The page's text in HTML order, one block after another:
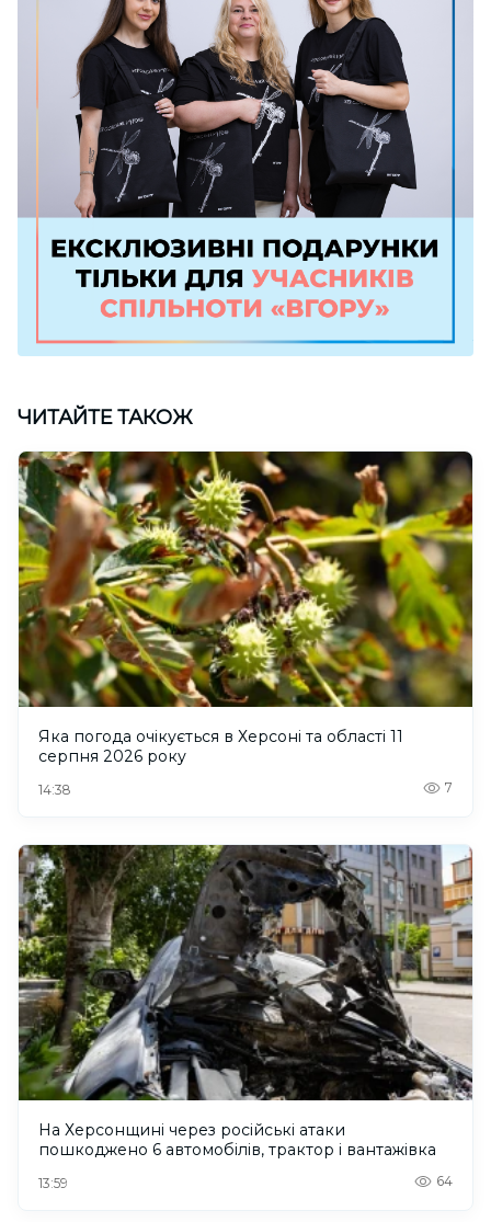
ЧИТАЙТЕ ТАКОЖ
Яка погода очікується в Херсоні та області 11
серпня 2026 року
14:38 7
На Херсонщині через російські атаки
пошкоджено 6 автомобілів, трактор і вантажівка
13:59 64